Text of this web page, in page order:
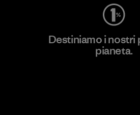
Destiniamo i nostri
pianeta.